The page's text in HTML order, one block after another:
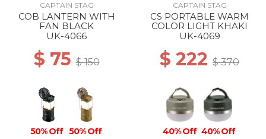
CAPTAIN STAG
COB LANTERN WITH
FAN BLACK
UK-4066
$ 75$ 150
50% Off 50% Off
CAPTAIN STAG
CS PORTABLE WARM
COLOR LIGHT KHAKI
UK-4069
$ 222 $ 370
40% Off 40% Off